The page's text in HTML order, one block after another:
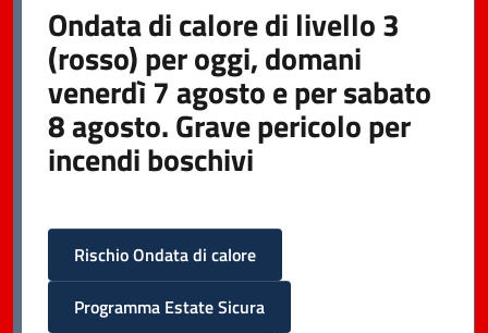
Ondata di calore di livello 3
(rosso) per oggi, domani
venerdì 7 agosto e per sabato
8 agosto. Grave pericolo per
incendi boschivi
Rischio Ondata di calore
Programma Estate Sicura